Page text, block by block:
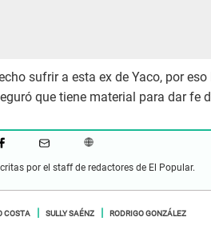
sufrir a esta ex de Yaco, por
que tiene material para dar fe
por el staff de redactores de El Popular.
COSTA SULLY SAÉNZ RODRIGO GONZÁLEZ